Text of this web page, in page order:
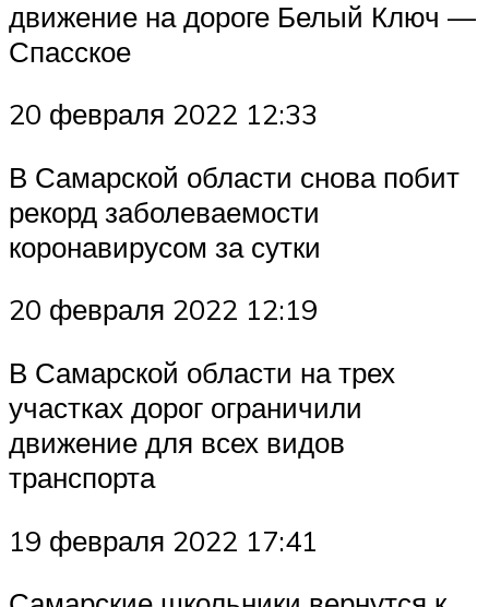
движение на дороге Белый Ключ —
Спасское
20 февраля 2022 12:33
В Самарской области снова побит
рекорд заболеваемости
коронавирусом за сутки
20 февраля 2022 12:19
В Самарской области на трех
участках дорог ограничили
движение для всех видов
транспорта
19 февраля 2022 17:41